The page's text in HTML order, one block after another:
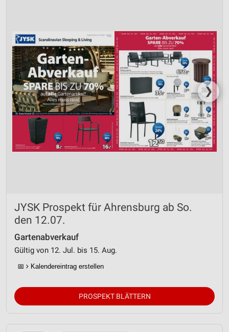
❯
JYSK Prospekt für Ahrensburg ab So.
den 12.07.
Gartenabverkauf
Gültig von 12. Jul. bis 15. Aug.
📅 Kalendereintrag erstellen
PROSPEKT BLÄTTERN